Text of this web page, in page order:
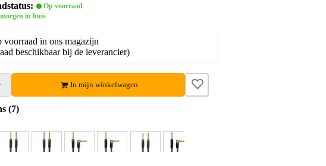
Op voorraad
in huis
voorraad in ons magazijn
beschikbaar bij de leverancier)
In mijn winkelwagen
(7)